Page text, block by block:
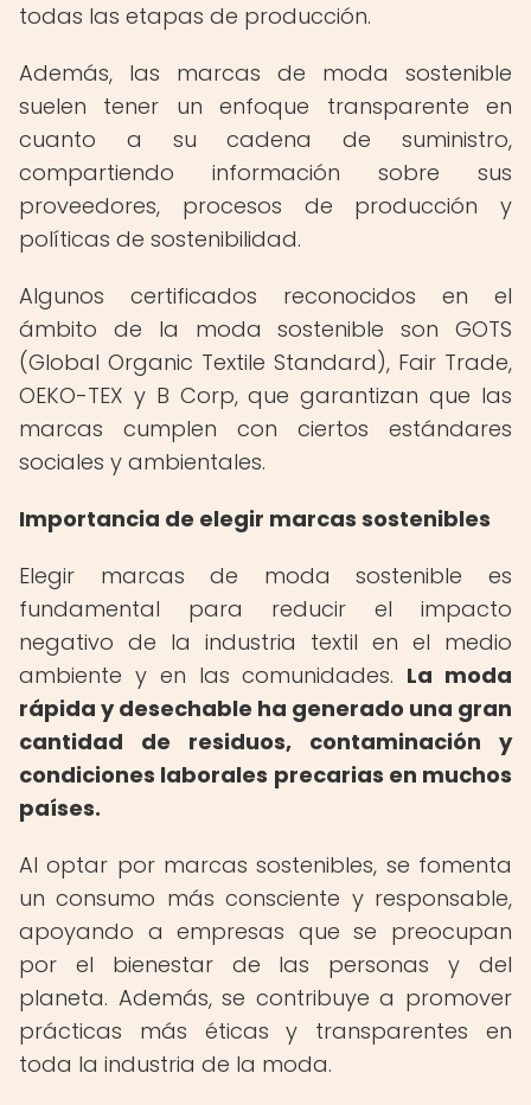
todas las etapas de producción.
Además, las marcas de moda sostenible
suelen tener un enfoque transparente en
cuanto a su cadena de suministro,
compartiendo información sobre sus
proveedores, procesos de producción y
políticas de sostenibilidad.
Algunos certificados reconocidos en el
ámbito de la moda sostenible son GOTS
(Global Organic Textile Standard), Fair Trade,
OEKO-TEX y B Corp, que garantizan que las
marcas cumplen con ciertos estándares
sociales y ambientales.
Importancia de elegir marcas sostenibles
Elegir marcas de moda sostenible es
fundamental para reducir el impacto
negativo de la industria textil en el medio
ambiente y en las comunidades. La moda
rápida y desechable ha generado una gran
cantidad de residuos, contaminación y
condiciones laborales precarias en muchos
países.
Al optar por marcas sostenibles, se fomenta
un consumo más consciente y responsable,
apoyando a empresas que se preocupan
por el bienestar de las personas y del
planeta. Además, se contribuye a promover
prácticas más éticas y transparentes en
toda la industria de la moda.